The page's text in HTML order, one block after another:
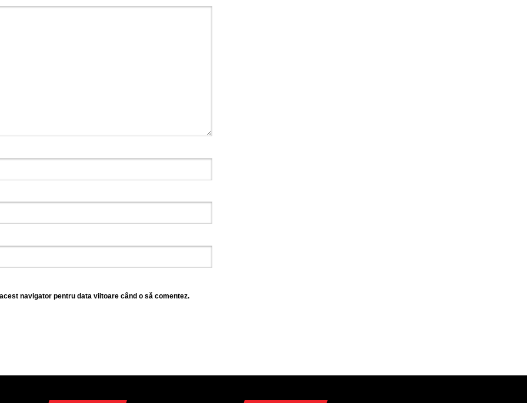
navigator pentru data viitoare când o să comentez.